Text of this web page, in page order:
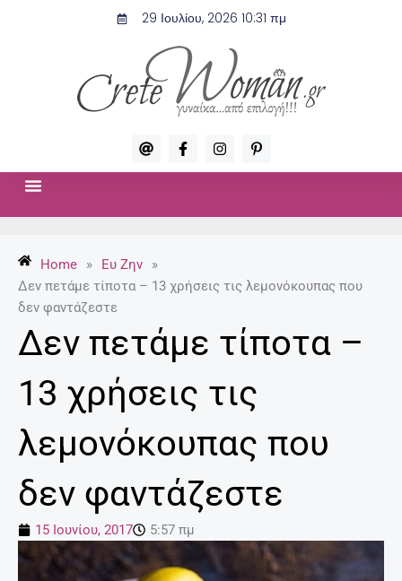
29 Ιουλίου, 2026 10:31 πμ
A
t
F
a
c
I
n
s
P
i
n
p
Home » Ευ Ζην
»
Δεν πετάμε τίποτα – 13 χρήσεις τις λεμονόκουπας που
δεν φαντάζεστε
Δεν πετάμε τίποτα –
13 χρήσεις τις
λεμονόκουπας που
δεν φαντάζεστε
15 Ιουνίου, 2017 5:57 πμ